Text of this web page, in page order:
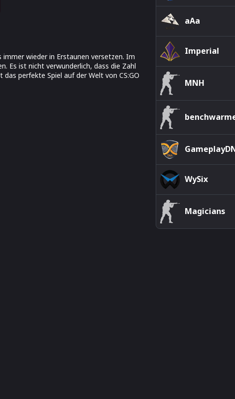
wieder in Erstaunen versetzen. Im
Es ist nicht verwunderlich, dass die Zahl
perfekte Spiel auf der Welt von CS:GO
aAa
Imperial
MNH
WySix
Magicians